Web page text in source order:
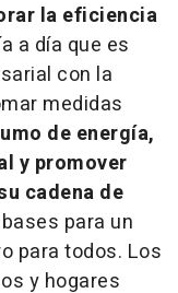
la eficiencia
a día que es
con la
medidas
de energía,
y promover
cadena de
para un
para todos. Los
y hogares